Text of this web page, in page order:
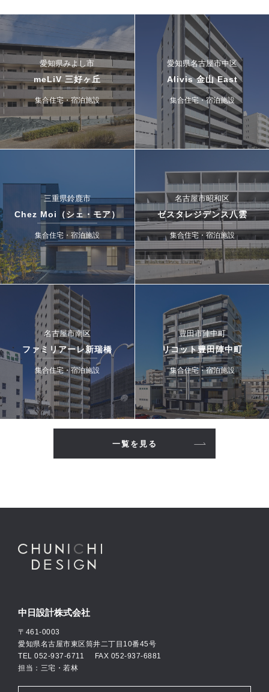
愛知県みよし市
meLiV 三好ヶ丘
集合住宅・宿泊施設
愛知県名古屋市中区
Alivis 金山 East
集合住宅・宿泊施設
三重県鈴鹿市
Chez Moi（シェ・モア）
集合住宅・宿泊施設
名古屋市昭和区
ゼスタレジデンス八雲
集合住宅・宿泊施設
名古屋市南区
ファミリアーレ新瑞橋
集合住宅・宿泊施設
豊田市陣中町
リコット豊田陣中町
集合住宅・宿泊施設
一覧を見る
中日設計株式会社
〒461-0003
愛知県名古屋市東区筒井二丁目10番45号
TEL 052-937-6711 FAX 052-937-6881
担当：三宅・若林